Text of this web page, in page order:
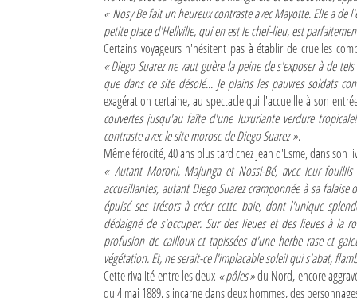
« Nosy Be fait un heureux contraste avec Mayotte. Elle a
petite place d'Hellville, qui en est le chef-lieu, est
Certains voyageurs n'hésitent pas à établir de cruelles
« Diego Suarez ne vaut guère la peine de s'exposer à de
que dans ce site désolé... Je plains les pauvres soldats
exagération certaine, au spectacle qui l'accueille à son
couvertes jusqu'au faîte d'une luxuriante verdure
contraste avec le site morose de Diego Suarez ».
Même férocité, 40 ans plus tard chez Jean d'Esme, dans son
« Autant Moroni, Majunga et Nossi-Bé, avec leur
accueillantes, autant Diego Suarez cramponnée à sa
épuisé ses trésors à créer cette baie, dont l'unique
dédaigné de s'occuper. Sur des lieues et des lieues à la
profusion de cailloux et tapissées d'une herbe rase et
végétation. Et, ne serait-ce l'implacable soleil qui s'abat,
Cette rivalité entre les deux « pôles »du Nord, encore
du 4 mai 1889, s'incarne dans deux hommes, des